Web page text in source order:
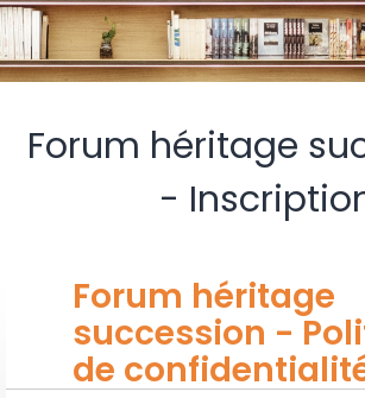
Forum héritage
-
Forum héritage
succession -
de